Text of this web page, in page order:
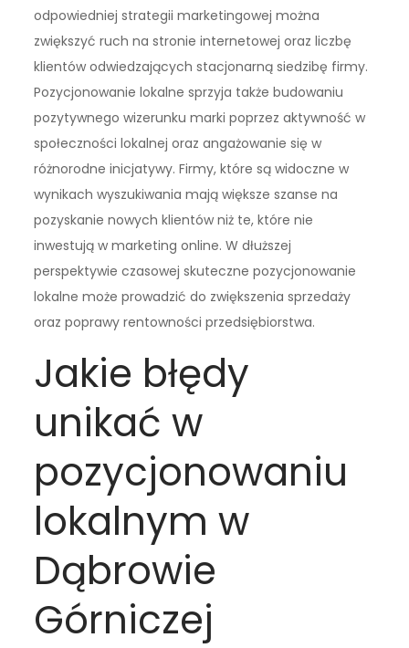
odpowiedniej strategii marketingowej można
zwiększyć ruch na stronie internetowej oraz liczbę
klientów odwiedzających stacjonarną siedzibę firmy.
Pozycjonowanie lokalne sprzyja także budowaniu
pozytywnego wizerunku marki poprzez aktywność w
społeczności lokalnej oraz angażowanie się w
różnorodne inicjatywy. Firmy, które są widoczne w
wynikach wyszukiwania mają większe szanse na
pozyskanie nowych klientów niż te, które nie
inwestują w marketing online. W dłuższej
perspektywie czasowej skuteczne pozycjonowanie
lokalne może prowadzić do zwiększenia sprzedaży
oraz poprawy rentowności przedsiębiorstwa.
Jakie błędy
unikać w
pozycjonowaniu
lokalnym w
Dąbrowie
Górniczej